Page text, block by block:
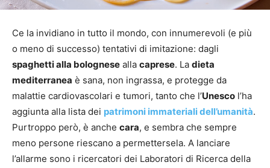
Ce la invidiano in tutto il mondo, con innumerevoli (e più
o meno di successo) tentativi di imitazione: dagli
spaghetti alla bolognese alla caprese. La dieta
mediterranea è sana, non ingrassa, e protegge da
malattie cardiovascolari e tumori, tanto che l’Unesco l’ha
aggiunta alla lista dei patrimoni immateriali dell’umanità.
Purtroppo però, è anche cara, e sembra che sempre
meno persone riescano a permettersela. A lanciare
l’allarme sono i ricercatori dei Laboratori di Ricerca della